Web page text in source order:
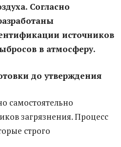
Согласно
источников
в атмосферу.
до утверждения
самостоятельно
загрязнения. Процесс
строго